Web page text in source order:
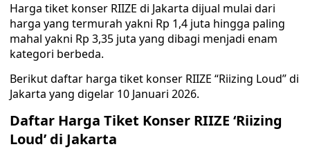
Harga tiket konser RIIZE di Jakarta dijual mulai dari
harga yang termurah yakni Rp 1,4 juta hingga paling
mahal yakni Rp 3,35 juta yang dibagi menjadi enam
kategori berbeda.
Berikut daftar harga tiket konser RIIZE “Riizing Loud” di
Jakarta yang digelar 10 Januari 2026.
Daftar Harga Tiket Konser RIIZE ‘Riizing
Loud’ di Jakarta